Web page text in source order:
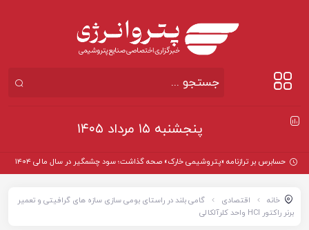
پنجشنبه ۱۵ مرداد ۱۴۰۵
حسابرس بر ترازنامه «پتروشیمی خارک» صحه گذاشت؛ سود چشمگیر در سال مالی ۱۴۰۴
خانه اقتصادی
گامی بلند در راستای بومی سازی سازه های گرافیتی و تعمیر
برنر راکتور HCl واحد کلرآلکالی